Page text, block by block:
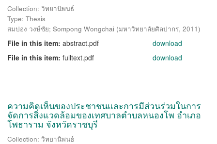
Collection: วิทยานิพนธ์
Type: Thesis
สมปอง วงษ์ชัย; Sompong Wongchai (มหาวิทยาลัยศิลปากร, 2011)
File in this item: abstract.pdf
download
File in this item: fulltext.pdf download
ความคิดเห็นของประชาชนและการมีส่วนร่วมในการ
จัดการสิ่งแวดล้อมของเทศบาลตำบลหนองโพ อำเภอ
โพธาราม จังหวัดราชบุรี
Collection: วิทยานิพนธ์